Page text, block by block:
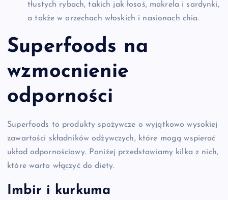
tłustych rybach, takich jak łosoś, makrela i sardynki,
a także w orzechach włoskich i nasionach chia.
Superfoods na
wzmocnienie
odporności
Superfoods to produkty spożywcze o wyjątkowo wysokiej
zawartości składników odżywczych, które mogą wspierać
układ odpornościowy. Poniżej przedstawiamy kilka z nich,
które warto włączyć do diety.
Imbir i kurkuma